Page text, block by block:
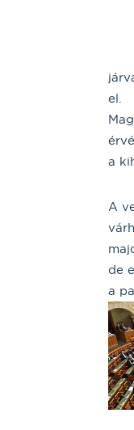
el.
a
A
de
a